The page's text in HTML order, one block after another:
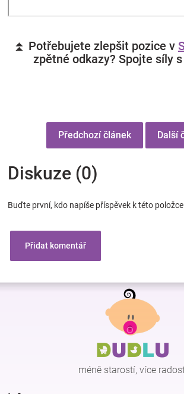
⏫ Potřebujete zlepšit pozice v
zpětné odkazy? Spojte síly s
Předchozí článek Další
Diskuze (0)
Buďte první, kdo napíše příspěvek k této
Přidat komentář
Z
méně starostí, více